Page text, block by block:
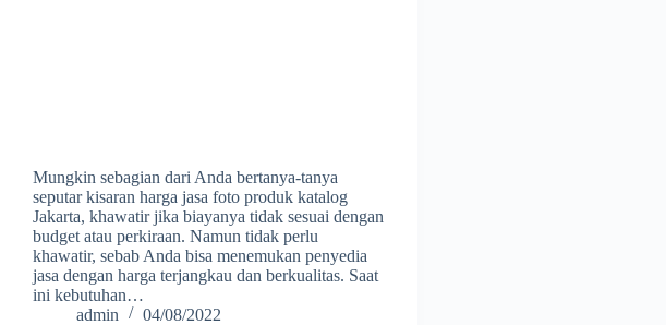
Mungkin sebagian dari Anda bertanya-tanya
seputar kisaran harga jasa foto produk katalog
Jakarta, khawatir jika biayanya tidak sesuai dengan
budget atau perkiraan. Namun tidak perlu
khawatir, sebab Anda bisa menemukan penyedia
jasa dengan harga terjangkau dan berkualitas. Saat
ini kebutuhan…
admin
04/08/2022